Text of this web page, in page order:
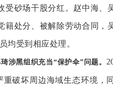
砂场干股分红。赵中海、
处分、被解除劳动合同，
均受到相应处理。
涉黑组织充当“保护伞”问题。
破坏周边海域生态环境，